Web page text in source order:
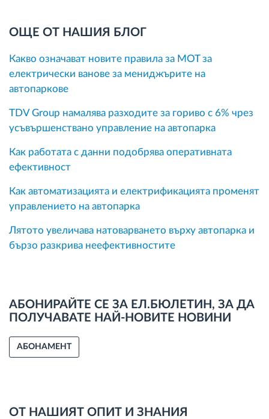
ОЩЕ ОТ НАШИЯ БЛОГ
Какво означават новите правила за MOT за
електрически ванове за мениджърите на
автопаркове
TDV Group намалява разходите за гориво с 6% чрез
усъвършенствано управление на автопарка
Как работата с данни подобрява оперативната
ефективност
Как автоматизацията и електрификацията променят
управлението на автопарка
Лятото увеличава натоварването върху автопарка и
бързо разкрива неефективностите
АБОНИРАЙТЕ СЕ ЗА ЕЛ.БЮЛЕТИН, ЗА ДА
ПОЛУЧАВАТЕ НАЙ-НОВИТЕ НОВИНИ
АБОНАМЕНТ
ОТ НАШИЯТ ОПИТ И ЗНАНИЯ